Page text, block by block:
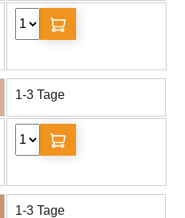
1-3 Tage
1-3 Tage